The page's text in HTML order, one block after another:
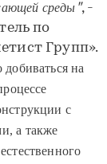
среды ", -
по
Групп».
на
с
а также